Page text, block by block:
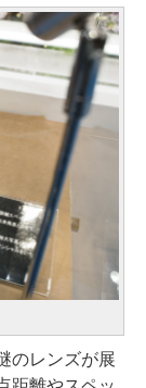
のレンズが展